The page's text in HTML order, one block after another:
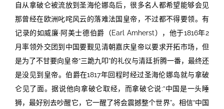
自从拿破仑被流放到圣海伦娜岛后，很多名人都希望能够会见
那曾经在欧洲叱咤风云的落难法国皇帝，不过都不得要领。有
记录的如威廉·阿美士德伯爵（Earl Amherst），他于1816年2
月率领外交团到中国要觐见清朝嘉庆皇帝以要求开拓市场，但
是为了不甘要向皇帝“三跪九叩”的礼仪与清廷折腾一番，最终还
是没见到皇帝。伯爵在1817年回程时经过圣海伦娜岛就与拿破
仑见了面。据说他向拿破仑取经，而拿破仑说:“中国是一头睡
狮，最好别去吵醒它，它一醒了将会震撼整个世界”。相信“中国